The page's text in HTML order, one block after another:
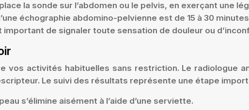
la sonde sur l’abdomen ou le pelvis, en exerçant une
échographie abdomino-pelvienne est de 15 à 30
important de signaler toute sensation de douleur ou
vos activités habituelles sans restriction. Le radiologue
Le suivi des résultats représente une étape
s’élimine aisément à l’aide d’une serviette.